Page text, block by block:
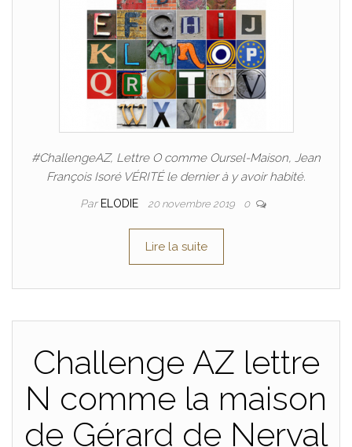
#ChallengeAZ, Lettre O comme Oursel-Maison, Jean
François Isoré VÉRITÉ le dernier à y avoir habité.
Par ELODIE 20 novembre 2019 0
Lire la suite
Challenge AZ lettre
N comme la maison
de Gérard de Nerval